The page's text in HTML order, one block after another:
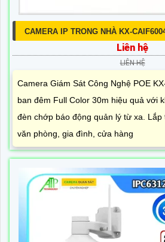
CAMERA IP TRONG NHÀ KX-
Liên hệ
LIÊN HỆ
Camera Giám Sát Công Nghệ POE
ban đêm Full Color 30m hiệu quả với
đèn chớp báo động quản lý từ xa.
văn phòng, gia đình, cửa hàng